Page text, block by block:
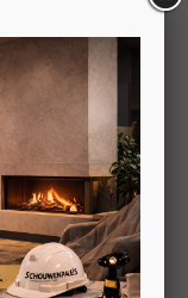
met
10kW
met de